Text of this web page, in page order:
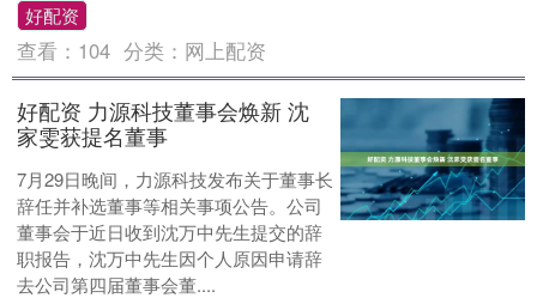
好配资
查看： 104 分类： 网上配资
好配资 力源科技董事会焕新 沈
家雯获提名董事
7月29日晚间，力源科技发布关于董事长
辞任并补选董事等相关事项公告。公司
董事会于近日收到沈万中先生提交的辞
职报告，沈万中先生因个人原因申请辞
去公司第四届董事会董....